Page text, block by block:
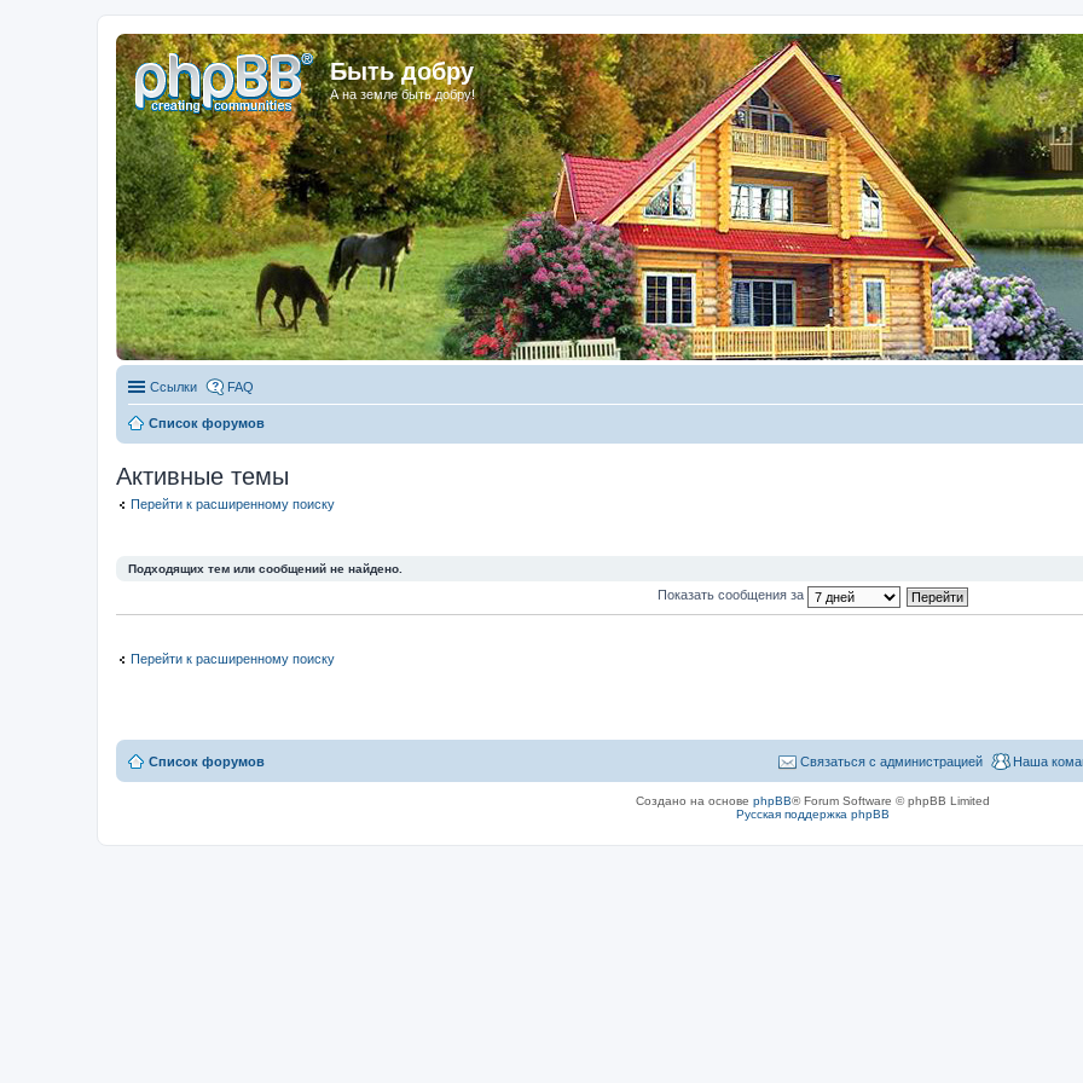
Быть добру
А на земле быть добру!
Ссылки FAQ
Список форумов
Активные темы
Перейти к расширенному поиску
Подходящих тем или сообщений не найдено.
Показать сообщения за
Перейти к расширенному поиску
Список форумов Наша
Связаться с администрацией
Создано на основе phpBB® Forum Software © phpBB Limited
Русская поддержка phpBB